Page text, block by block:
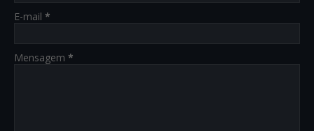
E-mail *
Mensagem *